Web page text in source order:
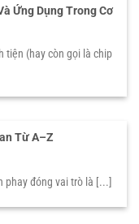
Ứng Dụng Trong Cơ
tiện (hay còn gọi là chip
Từ A–Z
phay đóng vai trò là [...]